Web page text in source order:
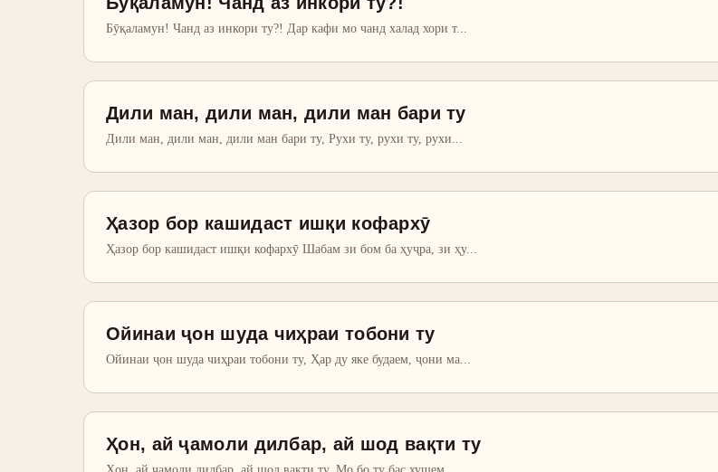
Бӯқаламун! Чанд аз инкори ту?! Дар кафи мо чанд халад хори т...
Дили ман, дили ман, дили ман бари ту
Дили ман, дили ман, дили ман бари ту, Рухи ту, рухи ту, рухи
Ҳазор бор кашидаст ишқи кофархӯ
Ҳазор бор кашидаст ишқи кофархӯ Шабам зи бом ба ҳуҷра, зи ҳу...
Ойинаи ҷон шуда чиҳраи тобони ту
Ойинаи ҷон шуда чиҳраи тобони ту, Ҳар ду яке будаем, ҷони ма
Ҳон, ай ҷамоли дилбар, ай шод вақти ту